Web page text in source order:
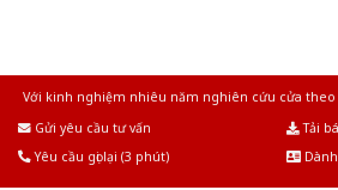
Với kinh nghiệm nhiêu năm nghiên cứu cửa
Gửi yêu cầu tư vấn
Tải
Yêu cầu gọi lại (3 phút)